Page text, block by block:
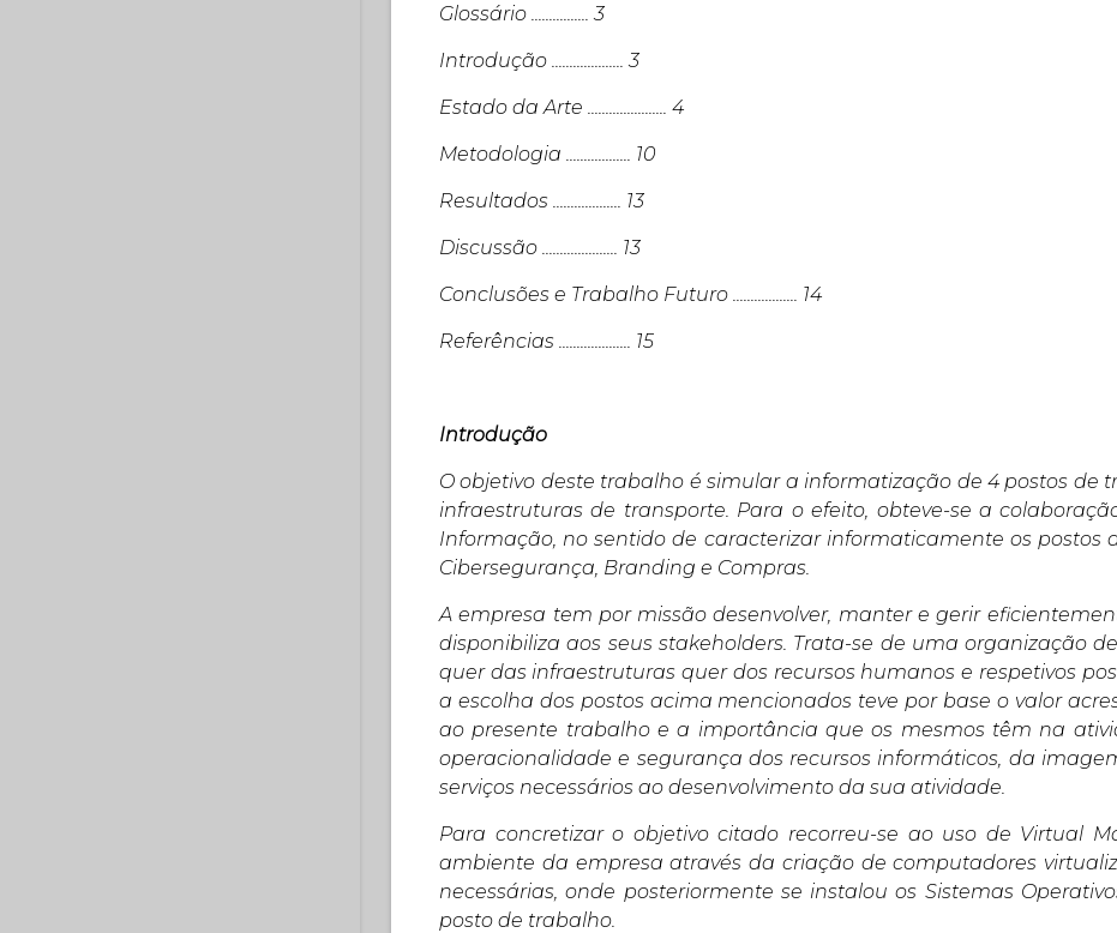
Glossário ................ 3
Introdução .................... 3
Estado da Arte ...................... 4
Metodologia .................. 10
Resultados ................... 13
Discussão ..................... 13
Conclusões e Trabalho Futuro .................. 14
Referências .................... 15
Introdução
O objetivo deste trabalho é simular a informatização de 4 postos de
infraestruturas de transporte. Para o efeito, obteve-se a
Informação, no sentido de caracterizar informaticamente os postos
Cibersegurança, Branding e Compras.
A empresa tem por missão desenvolver, manter e gerir
disponibiliza aos seus stakeholders. Trata-se de uma organização
quer das infraestruturas quer dos recursos humanos e respetivos
a escolha dos postos acima mencionados teve por base o valor
ao presente trabalho e a importância que os mesmos têm na
operacionalidade e segurança dos recursos informáticos, da
serviços necessários ao desenvolvimento da sua atividade.
Para concretizar o objetivo citado recorreu-se ao uso de Virtual
ambiente da empresa através da criação de computadores
necessárias, onde posteriormente se instalou os Sistemas
posto de trabalho.